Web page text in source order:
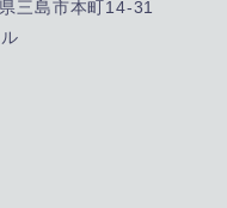
三島市本町14-31